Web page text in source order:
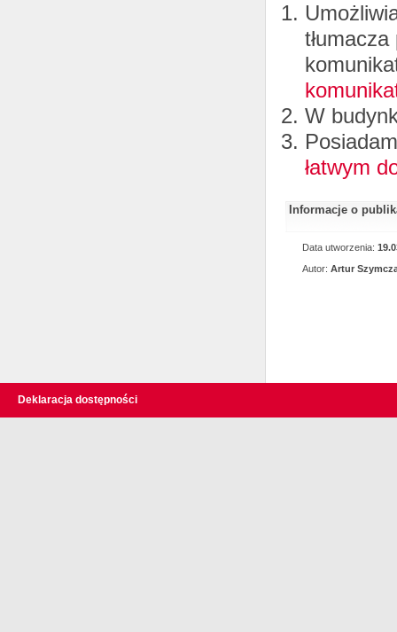
W
łatwym
Informacje o
Data utworzenia:
Autor: Artur
Deklaracja dostępności